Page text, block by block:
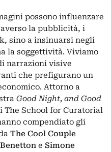
possono influenzare
la pubblicità, i
sino a insinuarsi negli
la soggettività. Viviamo
narrazioni visive
che prefigurano un
Attorno a
Good Night, and Good
The School for Curatorial
compendiato gli
The Cool Couple
e Simone